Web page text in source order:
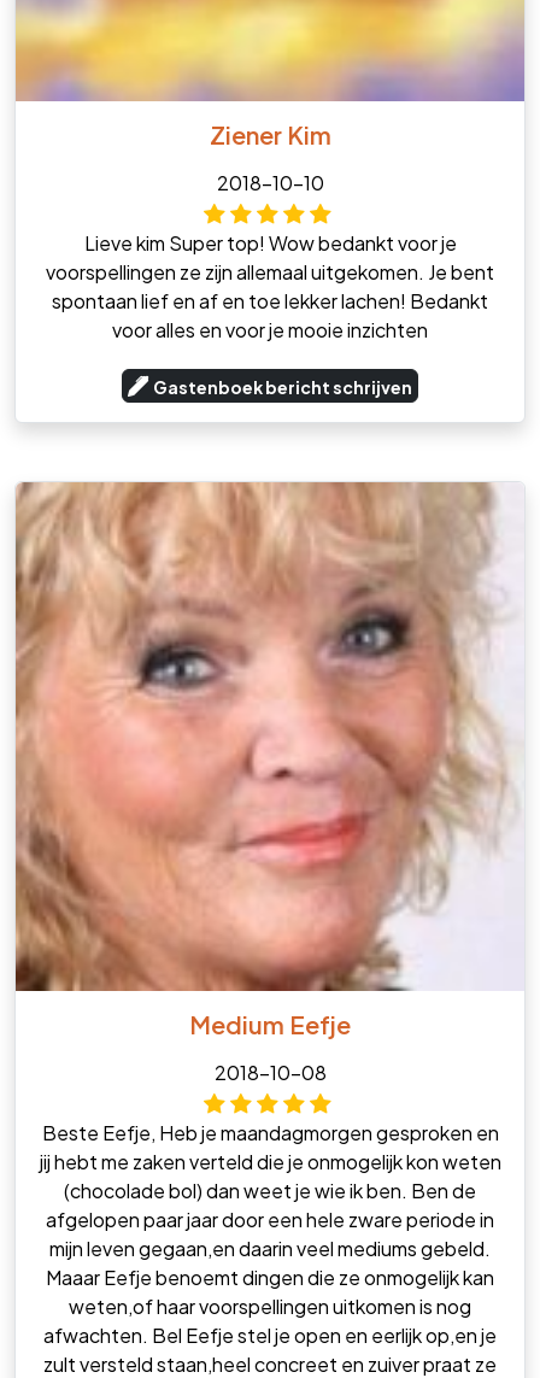
Ziener Kim
2018-10-10
Lieve kim Super top! Wow bedankt voor je
voorspellingen ze zijn allemaal uitgekomen. Je bent
spontaan lief en af en toe lekker lachen! Bedankt
voor alles en voor je mooie inzichten
Gastenboek bericht schrijven
Medium Eefje
2018-10-08
Beste Eefje, Heb je maandagmorgen gesproken en
jij hebt me zaken verteld die je onmogelijk kon weten
(chocolade bol) dan weet je wie ik ben. Ben de
afgelopen paar jaar door een hele zware periode in
mijn leven gegaan,en daarin veel mediums gebeld.
Maaar Eefje benoemt dingen die ze onmogelijk kan
weten,of haar voorspellingen uitkomen is nog
afwachten. Bel Eefje stel je open en eerlijk op,en je
zult versteld staan,heel concreet en zuiver praat ze